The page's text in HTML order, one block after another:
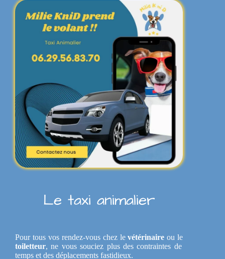
Le taxi animalier
Pour tous vos rendez-vous chez levétérinaire ou le
toiletteur, ne vous souciez plus des contraintes de
temps et des déplacements fastidieux.